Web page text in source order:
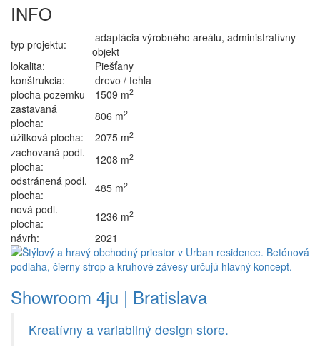
INFO
typ projektu:
adaptácia výrobného areálu, administratívny
objekt
lokalita:
Piešťany
konštrukcia:
drevo / tehla
plocha pozemku
1509 m2
zastavaná
plocha:
806 m2
úžitková plocha: 2075 m2
zachovaná podl.
plocha:
1208 m2
odstránená podl.
plocha:
485 m2
nová podl.
plocha:
1236 m2
návrh: 2021
Showroom 4ju | Bratislava
Kreatívny a variabilný design store.